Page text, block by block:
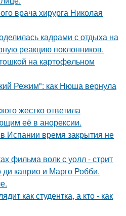
врача хирурга Николая
кадрами с отдыха на
реакцию поклонников.
на картoфeльном
Режим": как Нюша вернула
жестко ответила
её в анорексии.
Испании время закрытия не
фильма волк с уолл - стрит
каприо и Марго Робби.
как студентка, а кто - как